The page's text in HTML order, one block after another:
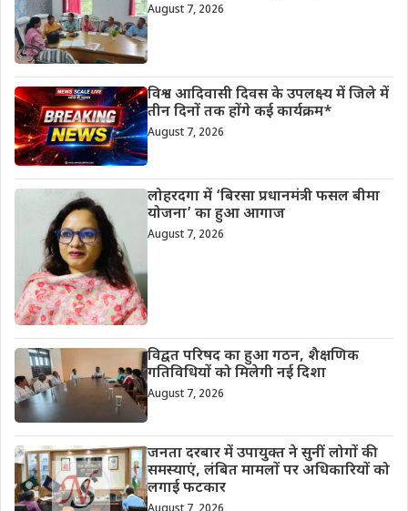
August 7, 2026
विश्व आदिवासी दिवस के उपलक्ष्य में जिले में
तीन दिनों तक होंगे कई कार्यक्रम*
August 7, 2026
लोहरदगा में ‘बिरसा प्रधानमंत्री फसल बीमा
योजना’ का हुआ आगाज
August 7, 2026
विद्वत परिषद का हुआ गठन, शैक्षणिक
गतिविधियों को मिलेगी नई दिशा
August 7, 2026
जनता दरबार में उपायुक्त ने सुनीं लोगों की
समस्याएं, लंबित मामलों पर अधिकारियों को
लगाई फटकार